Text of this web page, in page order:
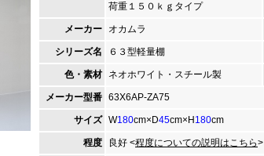
荷重１５０ｋｇタイプ
メーカー オカムラ
シリーズ名 ６３型軽量棚
色・素材 ネオホワイト・スチール製
メーカー型番 63X6AP-ZA75
サイズ W180cm×D45cm×H 180cm
程度 良好 <程度についての説明はこちら>